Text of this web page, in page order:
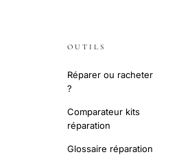
OUTILS
Réparer ou racheter
?
Comparateur kits
réparation
Glossaire réparation